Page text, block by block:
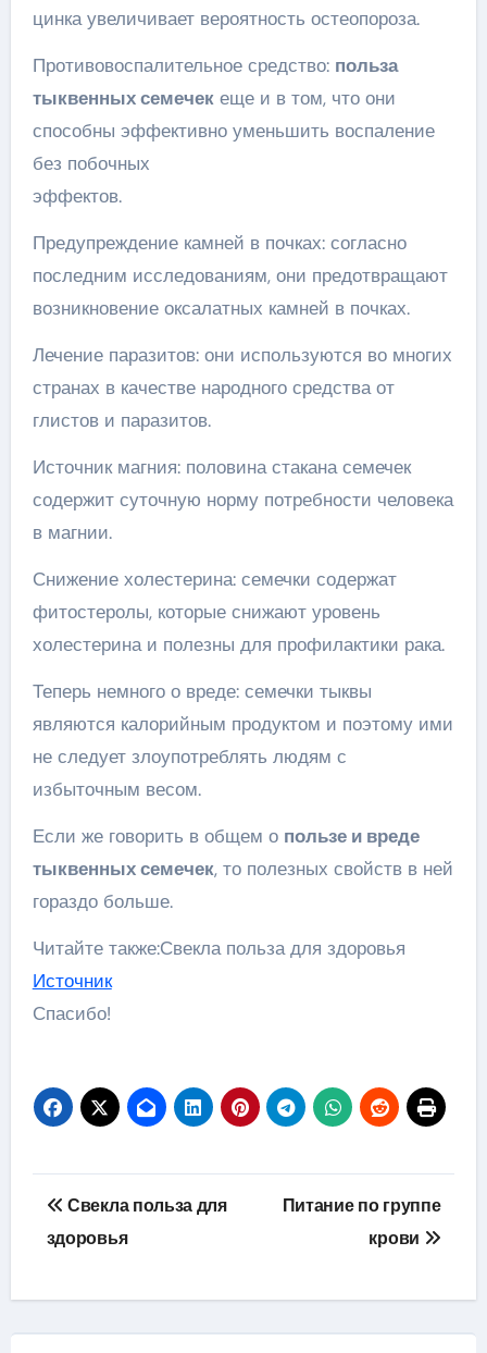
цинка увеличивает вероятность остеопороза.
Противовоспалительное средство: польза
тыквенных семечекеще и в том, что они
способны эффективно уменьшить воспаление
без побочных
эффектов.
Предупреждение камней в почках: согласно
последним исследованиям, они предотвращают
возникновение оксалатных камней в почках.
Лечение паразитов: они используются во многих
странах в качестве народного средства от
глистов и паразитов.
Источник магния: половина стакана семечек
содержит суточную норму потребности человека
в магнии.
Снижение холестерина: семечки содержат
фитостеролы, которые снижают уровень
холестерина и полезны для профилактики рака.
Теперь немного о вреде: семечки тыквы
являются калорийным продуктом и поэтому ими
не следует злоупотреблять людям с
избыточным весом.
Если же говорить в общем о пользе и вреде
тыквенных семечек, то полезных свойств в ней
гораздо больше.
Читайте также:Свекла польза для здоровья
Источник
Спасибо!
Навигация
по
Свекла польза для
здоровья
Питание по группе
крови